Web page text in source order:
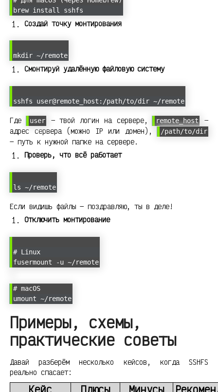
brew install sshfs
Создай точку монтирования
mkdir ~/remote
Смонтируй удалённую файловую систему
sshfs user@remote_host:/path/to/dir ~/remote
Где user — твой логин на сервере, remote_host
—
адрес сервера (можно IP или домен),
/path/to/dir
— путь к нужной папке на сервере.
Проверь, что всё работает
ls ~/remote
Если видишь файлы — поздравляю, ты в деле!
Отключить монтирование
# Linux
fusermount -u ~/remote
# macOS
umount ~/remote
Примеры, схемы,
практические советы
Давай разберём несколько кейсов, когда SSHFS
реально спасает: